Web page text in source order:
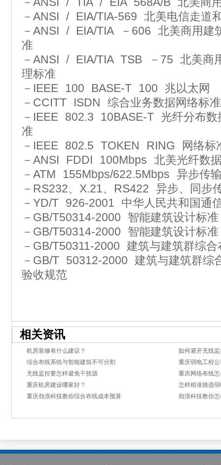
－ANSI / EIA/TIA-569 北美电信走道
－ANSI / EIA/TIA －606 北美商用建
准
－ANSI / EIA/TIA TSB －75 北美商
理标准
－IEEE 100 BASE-T 100 兆以太网
－CCITT ISDN 综合业务数据网络标准
－IEEE 802.3 10BASE-T 光纤分布
准
－IEEE 802.5 TOKEN RING 网络标
－ANSI FDDI 100Mbps 北美光纤数
－ATM 155Mbps/622.5Mbps 异步传
－RS232、X.21、RS422 异步、同步
－YD/T 926-2001 中华人民共和国通
－GB/T50314-2000 智能建筑设计标准
－GB/T50314-2000 智能建筑设计标准
－GB/T50311-2000 建筑与建筑群综
－GB/T 50312-2000 建筑与建筑群综
验收规范
相关资讯
机房装修有什么建议？
如何避开无线
综合布线系统与智能建筑不可分割
重庆弱电工程
无线监控要怎样避免干扰源
重庆网络布线
重庆机房建设哪家好？
怎样精准挑选
重庆劲浪科技教你综合布线成本预算
劲浪科技教你